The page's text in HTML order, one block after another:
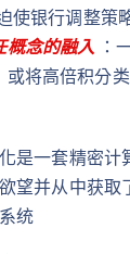
使银行调整策
概念的融入 ：
将高倍积分
是一套精密
望并从中获
统